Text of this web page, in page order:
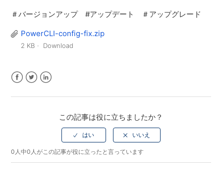
＃バージョンアップ #アップデート ＃アップグレード
PowerCLI-config-fix.zip
2 KB Download
この記事は役に立ちましたか？
0人中0人がこの記事が役に立ったと言っています